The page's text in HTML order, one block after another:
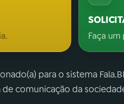
Faça um
para o sistema
comunicação da